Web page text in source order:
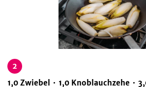
2
1,0 Zwiebel 1,0 Knoblauchzehe